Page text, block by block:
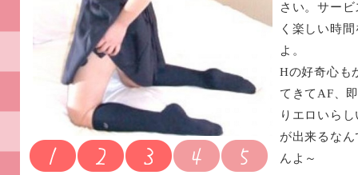
さい。サー
く楽しい時
よ。
Hの好奇心も
てきてAF、
りエロいら
が出来るな
んよ～